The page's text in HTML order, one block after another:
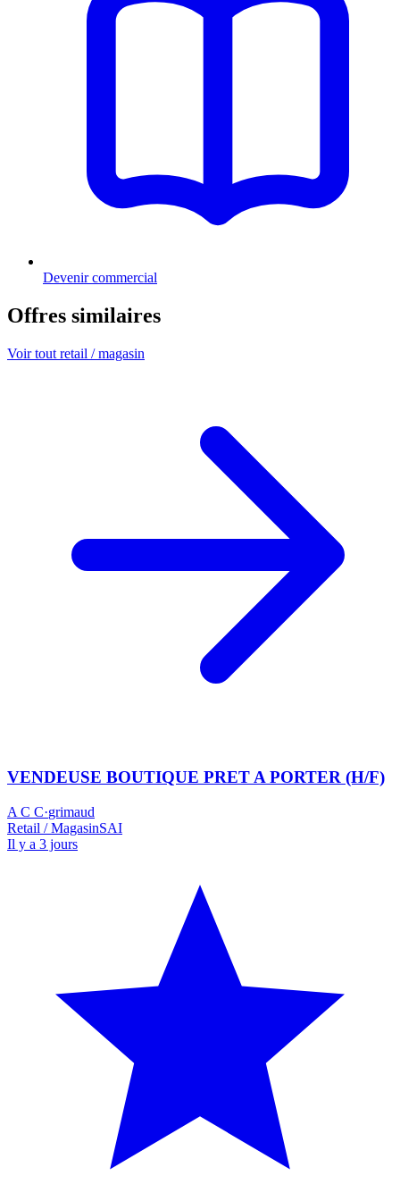
Devenir commercial
Offres similaires
Voir tout retail / magasin
VENDEUSE BOUTIQUE PRET A PORTER (H/F)
A C C·grimaud
Retail / MagasinSAI
Il y a 3 jours